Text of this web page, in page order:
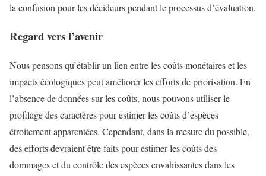
la confusion pour les décideurs pendant le processus d’évaluation.
Regard vers l’avenir
Nous pensons qu’établir un lien entre les coûts monétaires et les
impacts écologiques peut améliorer les efforts de priorisation. En
l’absence de données sur les coûts, nous pouvons utiliser le
profilage des caractères pour estimer les coûts d’espèces
étroitement apparentées. Cependant, dans la mesure du possible,
des efforts devraient être faits pour estimer les coûts des
dommages et du contrôle des espèces envahissantes dans les